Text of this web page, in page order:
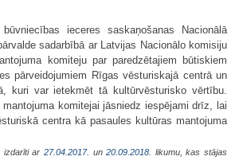
ieceres saskaņošanas Nacionālā
sadarbībā ar Latvijas Nacionālo komisiju
komiteju par paredzētajiem būtiskiem
pārveidojumiem Rīgas vēsturiskajā centrā un
kuri var ietekmēt tā kultūrvēsturisko vērtību.
mantojuma komitejai jāsniedz iespējami drīz, lai
centra kā pasaules kultūras mantojuma
izdarīti ar 27.04.2017. un20.09.2018 . likumu, kas stājas